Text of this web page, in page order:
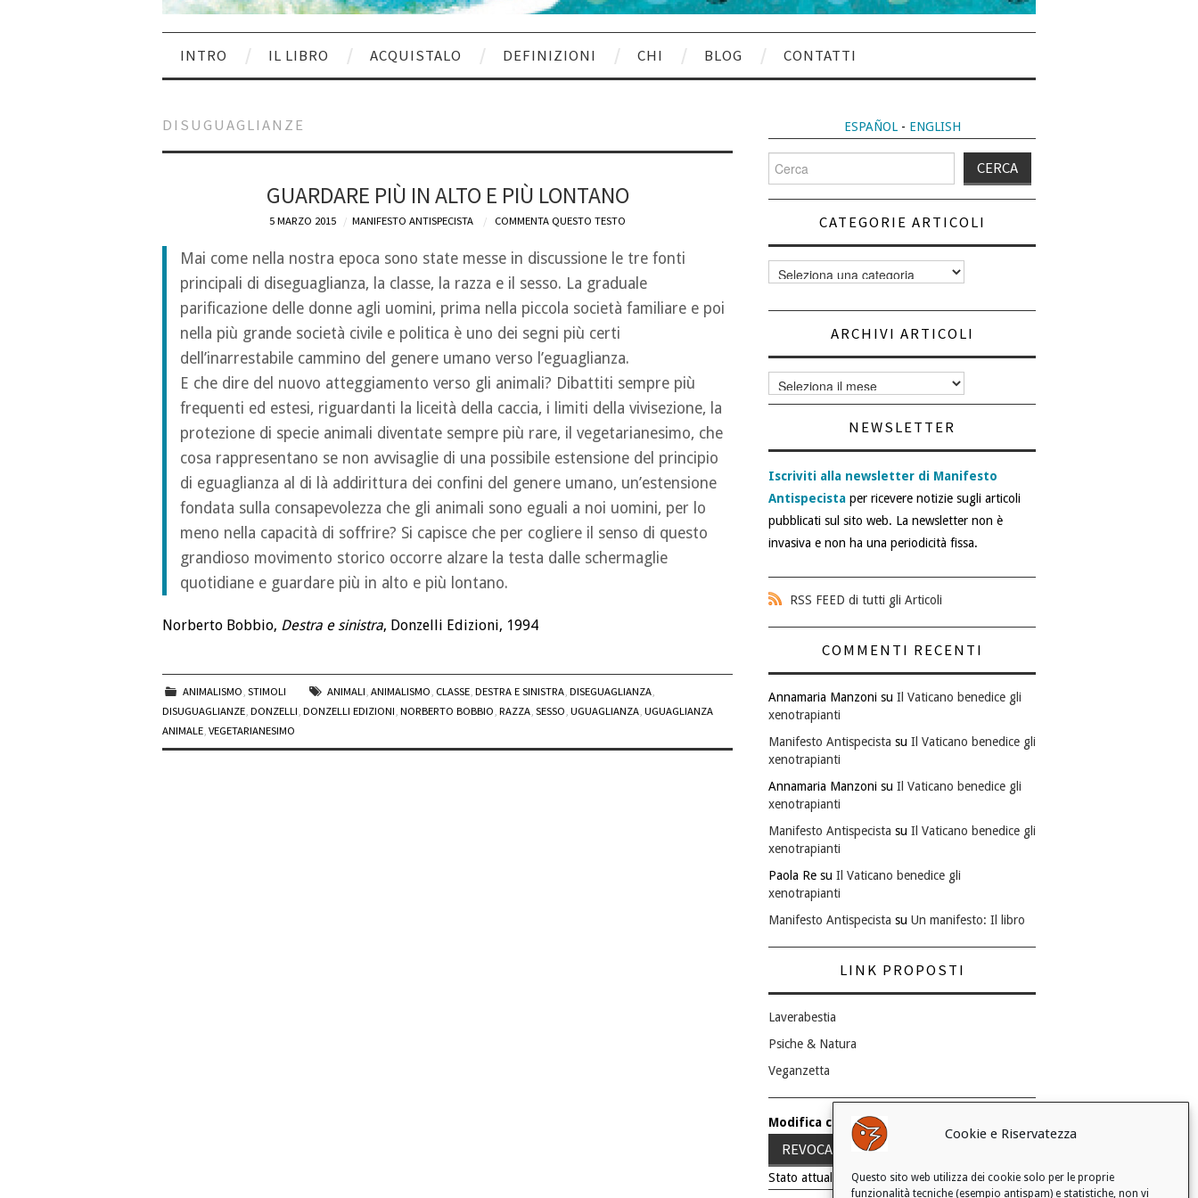
Cookie e Riservatezza
Questo sito web utilizza dei cookie solo per le proprie
funzionalità tecniche (esempio antispam) e statistiche, non vi
INTRO IL LIBRO ACQUISTALO DEFINIZIONI CHI BLOG CONTATTI
DISUGUAGLIANZE
GUARDARE PIÙ IN ALTO E PIÙ LONTANO
5 MARZO 2015 MANIFESTO ANTISPECISTA COMMENTA QUESTO TESTO
Mai come nella nostra epoca sono state messe in discussione le tre fonti
principali di diseguaglianza, la classe, la razza e il sesso. La graduale
parificazione delle donne agli uomini, prima nella piccola società familiare e poi
nella più grande società civile e politica è uno dei segni più certi
dell’inarrestabile cammino del genere umano verso l’eguaglianza.
E che dire del nuovo atteggiamento verso gli animali? Dibattiti sempre più
frequenti ed estesi, riguardanti la liceità della caccia, i limiti della vivisezione, la
protezione di specie animali diventate sempre più rare, il vegetarianesimo, che
cosa rappresentano se non avvisaglie di una possibile estensione del principio
di eguaglianza al di là addirittura dei confini del genere umano, un’estensione
fondata sulla consapevolezza che gli animali sono eguali a noi uomini, per lo
meno nella capacità di soffrire? Si capisce che per cogliere il senso di questo
grandioso movimento storico occorre alzare la testa dalle schermaglie
quotidiane e guardare più in alto e più lontano.
Norberto Bobbio, Destra e sinistra, Donzelli Edizioni, 1994
ANIMALISMO,STIMOLI ANIMALI,ANIMALISMO, CLASSE,DESTRA E SINISTRA,DISEGUAGLIANZA,
DISUGUAGLIANZE, DONZELLI, DONZELLI EDIZIONI, NORBERTO BOBBIO, RAZZA, SESSO, UGUAGLIANZA, UGUAGLIANZA
ANIMALE, VEGETARIANESIMO
ESPAÑOL- ENGLISH
per:
CATEGORIE ARTICOLI
Categorie
articoli
ARCHIVI ARTICOLI
Archivi
articoli
NEWSLETTER
Iscriviti alla newsletter di Manifesto
Antispecista per ricevere notizie sugli articoli
pubblicati sul sito web. La newsletter non è
invasiva e non ha una periodicità fissa.
RSS FEED di tutti gli Articoli
COMMENTI RECENTI
Annamaria Manzoni su Il Vaticano benedice gli
xenotrapianti
Manifesto Antispecista su Il Vaticano benedice gli
xenotrapianti
Annamaria Manzoni su Il Vaticano benedice gli
xenotrapianti
Manifesto Antispecista su Il Vaticano benedice gli
xenotrapianti
Paola Re su Il Vaticano benedice gli
xenotrapianti
Manifesto Antispecista su Un manifesto: Il libro
LINK PROPOSTI
Laverabestia
Psiche & Natura
Veganzetta
Modifica consenso ai cookie
REVOCA IL TUO CONSENSO
Stato attuale: Negato